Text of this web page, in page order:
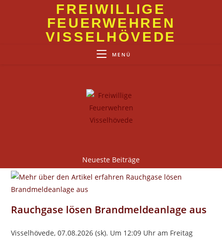
FREIWILLIGE
FEUERWEHREN
VISSELHÖVEDE
MENÜ
Neueste Beiträge
Rauchgase lösen Brandmeldeanlage aus
Visselhövede, 07.08.2026 (sk). Um 12:09 Uhr am Freitag